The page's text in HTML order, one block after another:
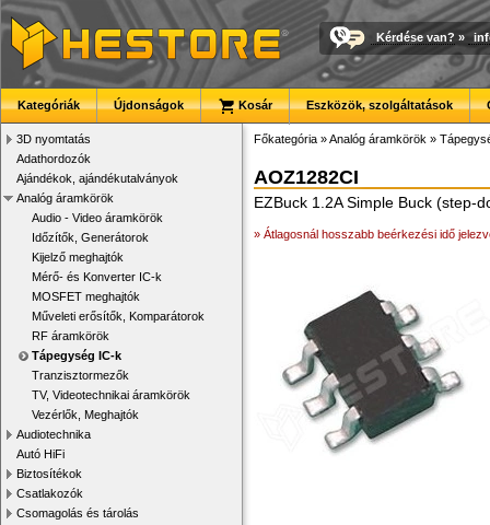
Kérdése van? »
Kategóriák Újdonságok Kosár Eszközök, szolgáltatások
3D nyomtatás
Adathordozók
Ajándékok, ajándékutalványok
Analóg áramkörök
Audio - Video áramkörök
Időzítők, Generátorok
Kijelző meghajtók
Mérő- és Konverter IC-k
MOSFET meghajtók
Műveleti erősítők, Komparátorok
RF áramkörök
Tápegység IC-k
Tranzisztormezők
TV, Videotechnikai áramkörök
Vezérlők, Meghajtók
Audiotechnika
Autó HiFi
Biztosítékok
Csatlakozók
Csomagolás és tárolás
Főkategória »Analóg áramkörök »
AOZ1282CI
EZBuck 1.2A Simple Buck (step-
» Átlagosnál hosszabb beérkezési idő